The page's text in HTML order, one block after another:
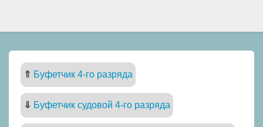
⇑ Буфетчик 4-го разряда
⇓ Буфетчик судовой 4-го разряда